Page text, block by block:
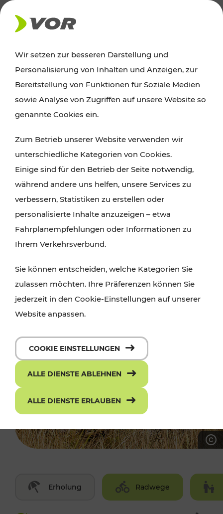
AKTUELLES
Ausflugstipps
Wien, Niederösterreich und das Burgenland
Wanderungen, Kultur und Gastronomie,
Radtouren oder purer Naturgenuss – viele
Attraktionen sind mit den Ticket- und Fahrplan-
Angeboten des VOR gut und schnell erreichbar.
Erholung Radwege
Wir setzen zur besseren Darstellung und
Personalisierung von Inhalten und Anzeigen, zur
Bereitstellung von Funktionen für Soziale Medien
sowie Analyse von Zugriffen auf unsere Website so
genannte Cookies ein.
Zum Betrieb unserer Website verwenden wir
unterschiedliche Kategorien von Cookies.
Einige sind für den Betrieb der Seite notwendig,
während andere uns helfen, unsere Services zu
verbessern, Statistiken zu erstellen oder
personalisierte Inhalte anzuzeigen – etwa
Fahrplanempfehlungen oder Informationen zu
Ihrem Verkehrsverbund.
Sie können entscheiden, welche Kategorien Sie
zulassen möchten. Ihre Präferenzen können Sie
jederzeit in den Cookie-Einstellungen auf unserer
Website anpassen.
COOKIE EINSTELLUNGEN
ALLE DIENSTE ABLEHNEN
ALLE DIENSTE ERLAUBEN